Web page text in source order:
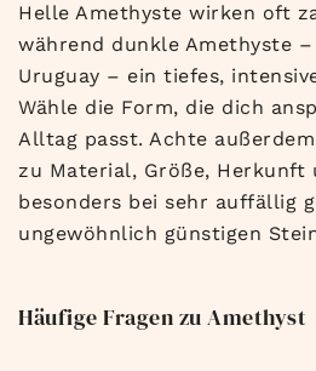
Helle Amethyste wirken oft
während dunkle Amethyste
Uruguay – ein tiefes,
Wähle die Form, die dich
Alltag passt. Achte
zu Material, Größe, Herkunft
besonders bei sehr auffällig
ungewöhnlich günstigen
Häufige Fragen zu Amethyst